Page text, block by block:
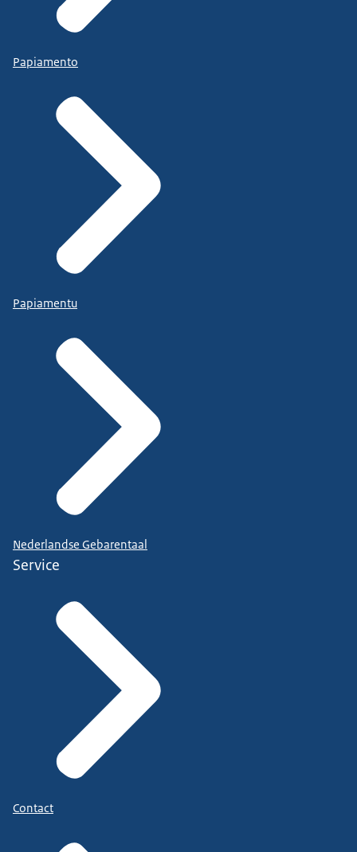
Papiamento
Papiamentu
Nederlandse Gebarentaal
Service
Contact